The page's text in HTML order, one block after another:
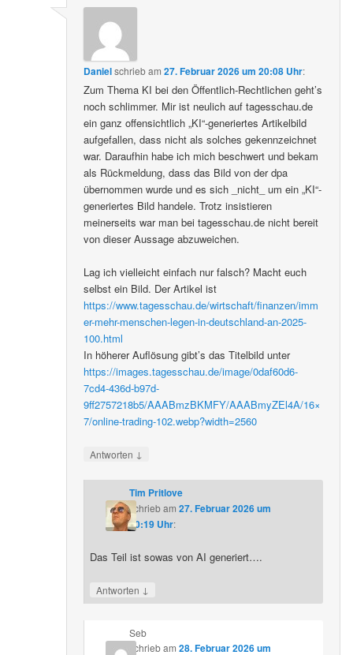
Danielschriebam27. Februar 2026 um 20:08 Uhr:
Zum Thema KI bei den Öffentlich-Rechtlichen geht’s
noch schlimmer. Mir ist neulich auf tagesschau.de
ein ganz offensichtlich „KI“-generiertes Artikelbild
aufgefallen, dass nicht als solches gekennzeichnet
war. Daraufhin habe ich mich beschwert und bekam
als Rückmeldung, dass das Bild von der dpa
übernommen wurde und es sich _nicht_ um ein „KI“-
generiertes Bild handele. Trotz insistieren
meinerseits war man bei tagesschau.de nicht bereit
von dieser Aussage abzuweichen.
Lag ich vielleicht einfach nur falsch? Macht euch
selbst ein Bild. Der Artikel ist
https://www.tagesschau.de/wirtschaft/finanzen/imm
er-mehr-menschen-legen-in-deutschland-an-2025-
100.html
In höherer Auflösung gibt’s das Titelbild unter
https://images.tagesschau.de/image/0daf60d6-
7cd4-436d-b97d-
9ff2757218b5/AAABmzBKMFY/AAABmyZEl4A/16×
7/online-trading-102.webp?width=2560
Antworten ↓
Tim Pritlove
schriebam 27. Februar 2026 um
20:19 Uhr:
Das Teil ist sowas von AI generiert….
Antworten ↓
Seb
schriebam 28. Februar 2026 um